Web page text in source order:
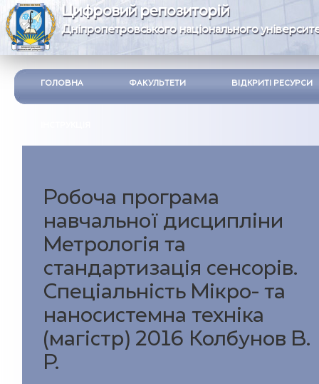
Цифровий репозиторій
Дніпропетровського національного
ГОЛОВНА ФАКУЛЬТЕТИ ВІДКРИТІ РЕСУРСИ
Робоча програма
навчальної дисципліни
Метрологія та
стандартизація сенсорів.
Спеціальність Мікро- та
наносистемна техніка
(магістр) 2016 Колбунов В.
Р.